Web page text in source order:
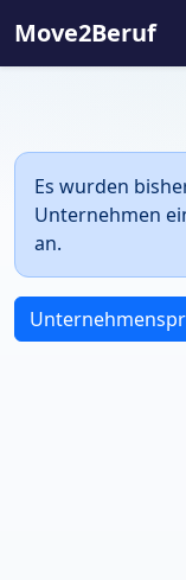
Move2Beruf
Es wurden
Unternehmen
an.